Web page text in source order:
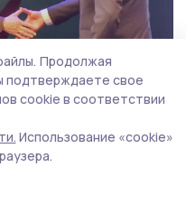
программы готовы
в новом качестве.
трудоустроены, 2
Продолжая
подтверждаете свое
cookie в соответствии
Использование «cookie»